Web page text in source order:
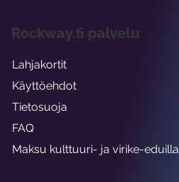
Rockway.fi palvelu
Lahjakortit
Käyttöehdot
Tietosuoja
FAQ
Maksu kulttuuri- ja virike-eduilla